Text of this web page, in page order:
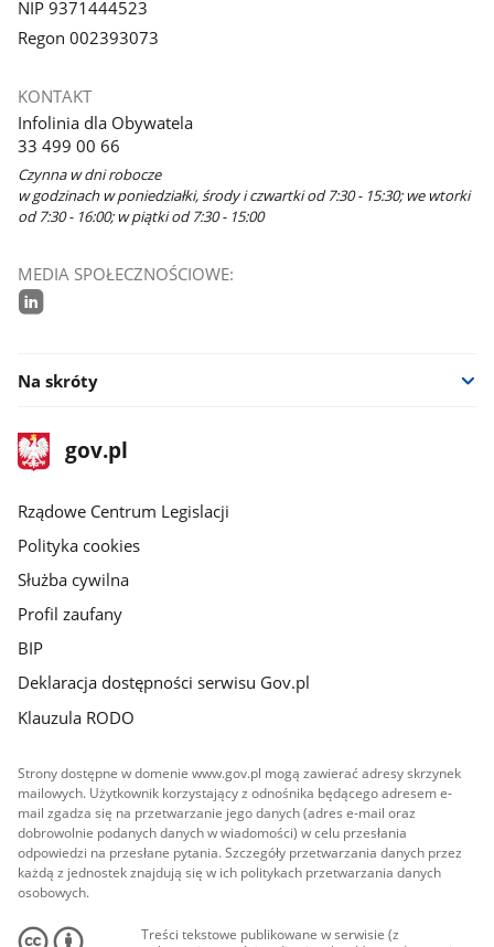
NIP 9371444523
Regon 002393073
KONTAKT
Infolinia dla Obywatela
33 499 00 66
Czynna w dni robocze
w godzinach w poniedziałki, środy i czwartki od 7:30 - 15:30; we wtorki
od 7:30 - 16:00; w piątki od 7:30 - 15:00
MEDIA SPOŁECZNOŚCIOWE:
Na skróty
stopka
gov.plStrona
gov.pl
Rządowe Centrum Legislacji
Polityka cookies
Służba cywilna
Profil zaufany
BIP
Deklaracja dostępności serwisu Gov.pl
Klauzula RODO
Strony dostępne w domenie www.gov.pl mogą zawierać adresy skrzynek
mailowych. Użytkownik korzystający z odnośnika będącego adresem e-
mail zgadza się na przetwarzanie jego danych (adres e-mail oraz
dobrowolnie podanych danych w wiadomości) w celu przesłania
odpowiedzi na przesłane pytania. Szczegóły przetwarzania danych przez
każdą z jednostek znajdują się w ich politykach przetwarzania danych
osobowych.
Treści tekstowe publikowane w serwisie (z